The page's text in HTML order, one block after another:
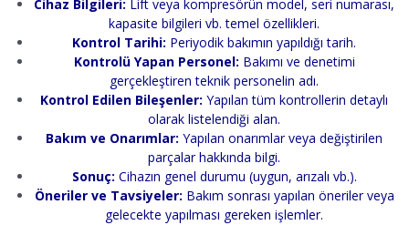
Cihaz Bilgileri: Lift veya kompresörün model, seri numarası,
kapasite bilgileri vb. temel özellikleri.
Kontrol Tarihi: Periyodik bakımın yapıldığı tarih.
Kontrolü Yapan Personel: Bakımı ve denetimi
gerçekleştiren teknik personelin adı.
Kontrol Edilen Bileşenler: Yapılan tüm kontrollerin detaylı
olarak listelendiği alan.
Bakım ve Onarımlar: Yapılan onarımlar veya değiştirilen
parçalar hakkında bilgi.
Sonuç: Cihazın genel durumu (uygun, arızalı vb.).
Öneriler ve Tavsiyeler: Bakım sonrası yapılan öneriler veya
gelecekte yapılması gereken işlemler.